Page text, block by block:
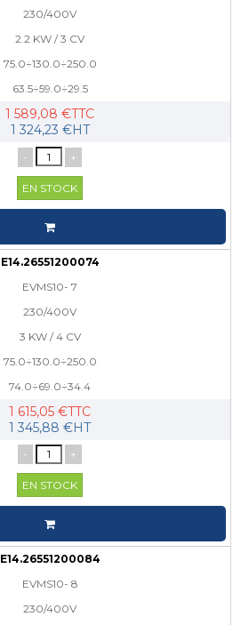
230/400V
2.2 KW / 3 CV
75.0÷130.0÷250.0
63.5÷59.0÷29.5
1 589,08 €TTC
1 324,23 €HT
- +
EN STOCK
E14.26551200074
EVMS10- 7
230/400V
3 KW / 4 CV
75.0÷130.0÷250.0
74.0÷69.0÷34.4
1 615,05 €TTC
1 345,88 €HT
- +
EN STOCK
E14.26551200084
EVMS10- 8
230/400V